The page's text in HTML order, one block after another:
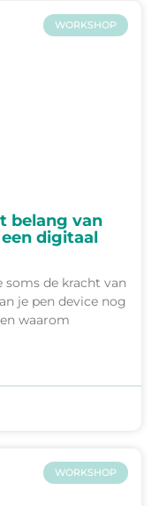
WORKSHOP
belang van
digitaal
de kracht van
je pen device nog
waarom
WORKSHOP